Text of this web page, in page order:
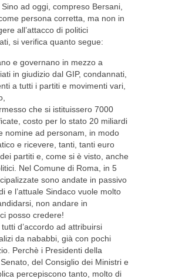
ad oggi, compreso Bersani,
persona corretta, ma non in
all’attacco di politici
si verifica quanto segue:
e governano in mezzo a
in giudizio dal GIP, condannati,
a tutti i partiti e movimenti vari,
che si istituissero 7000
costo per lo stato 20 miliardi
nomine ad personam, in modo
e ricevere, tanti, tanti euro
partiti e, come si è visto, anche
Nel Comune di Roma, in 5
sono andate in passivo
e l’attuale Sindaco vuole molto
non andare in
posso credere!
d’accordo ad attribuirsi
da nababbi, già con pochi
Perchè i Presidenti della
del Consiglio dei Ministri e
percepiscono tanto, molto di